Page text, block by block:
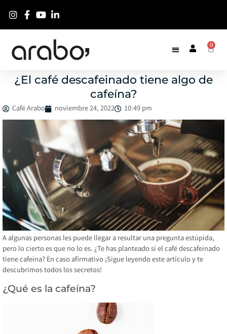
0
¿El café descafeinado tiene algo de
cafeína?
Café Arabo noviembre 24, 2022 10:49 pm
A algunas personas les puede llegar a resultar una pregunta estúpida,
pero lo cierto es que no lo es. ¿Te has planteado si el café descafeinado
tiene cafeína? En caso afirmativo ¡Sigue leyendo este artículo y te
descubrimos todos los secretos!
¿Qué es la cafeína?